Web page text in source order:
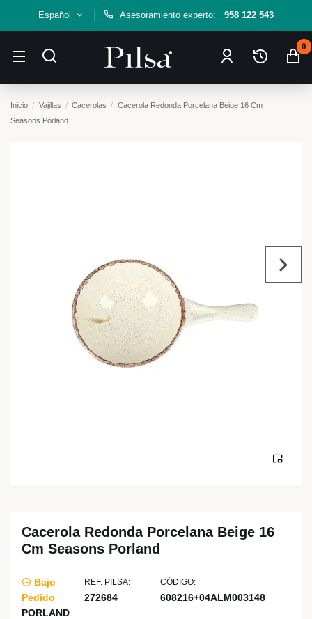
Español Asesoramiento experto: 958 122 543
0
Inicio Vajillas Cacerolas
Cacerola Redonda Porcelana Beige 16 Cm
Seasons Porland
Cacerola Redonda Porcelana Beige 16
Cm Seasons Porland
Bajo
Pedido
REF. PILSA:
272684
CÓDIGO:
608216+04ALM003148
PORLAND